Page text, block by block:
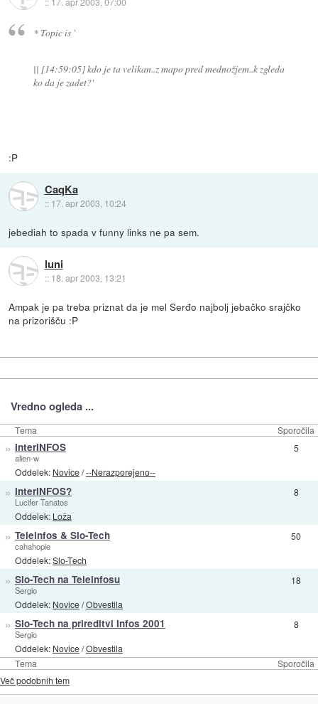
* Topic is '
|| [14:59:05]kdo je ta velikan..z mapo pred mednožjem..k zgleda
ko da je zadet?'
:P
CaqKa
:: 17. apr 2003, 10:24
jebediah to spada v funny links ne pa sem.
luni
:: 18. apr 2003, 13:21
Ampak je pa treba priznat da je mel Serđo najbolj jebačko srajčko
na prizorišču :P
Vredno ogleda ...
Tema Sporočila
Tema Sporočila
» InterINFOS
alien-w
Oddelek: Novice/--Nerazporejeno--
5
» InterINFOS?
Lucifer Tanatos
Oddelek: Loža
8
» Teleinfos & Slo-Tech
cahahopie
Oddelek:Slo-Tech
50
» Slo-Tech na Teleinfosu
Sergio
Oddelek: Novice/Obvestila
18
» Slo-Tech na prireditvi Infos 2001
Sergio
Oddelek: Novice/Obvestila
8
Več podobnih tem